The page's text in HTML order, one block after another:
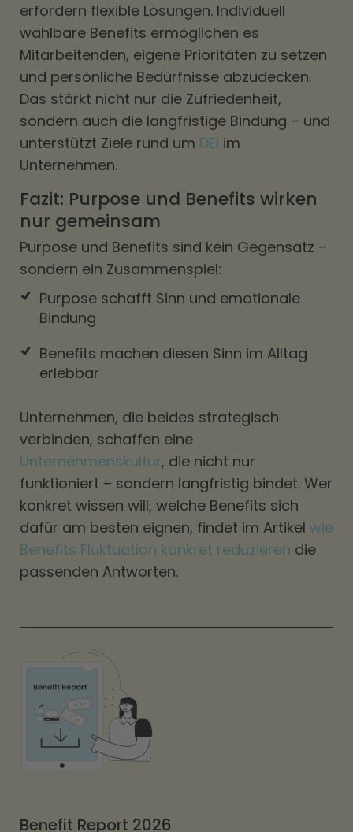
erfordern flexible Lösungen. Individuell
wählbare Benefits ermöglichen es
Mitarbeitenden, eigene Prioritäten zu setzen
und persönliche Bedürfnisse abzudecken.
Das stärkt nicht nur die Zufriedenheit,
sondern auch die langfristige Bindung – und
unterstützt Ziele rund um DEI im
Unternehmen.
Fazit: Purpose und Benefits wirken
nur gemeinsam
Purpose und Benefits sind kein Gegensatz –
sondern ein Zusammenspiel:
Purpose schafft Sinn und emotionale
Bindung
Benefits machen diesen Sinn im Alltag
erlebbar
Unternehmen, die beides strategisch
verbinden, schaffen eine
Unternehmenskultur, die nicht nur
funktioniert – sondern langfristig bindet. Wer
konkret wissen will, welche Benefits sich
dafür am besten eignen, findet im Artikel wie
Benefits Fluktuation konkret reduzieren die
passenden Antworten.
Benefit Report 2026